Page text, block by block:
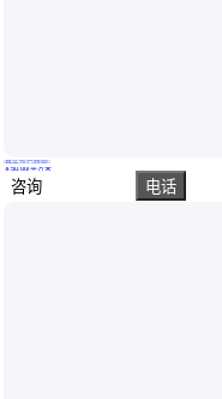
体育馆地板 篮球体育场馆木地板生产源头 立美球场实木运动地板铺装
真实性已核验
￥50.00/平方米
咨询 电话